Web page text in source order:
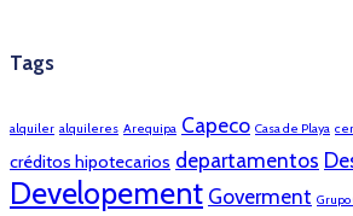
Tags
alquiler alquileres Arequipa Capeco Casa de Playa
créditos hipotecarios departamentos
Developement Goverment